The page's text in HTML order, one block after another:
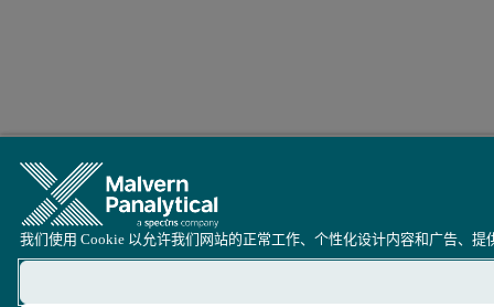
我们使用 Cookie 以允许我们网站的正常工作、个性化设计内容和广告、